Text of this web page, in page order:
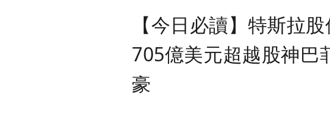
【今日必讀】特斯拉
705億美元超越股神巴
豪